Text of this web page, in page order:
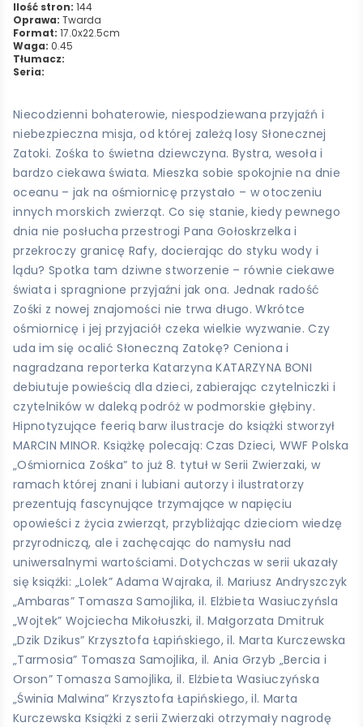
Ilość stron: 144
Oprawa: Twarda
Format: 17.0x22.5cm
Waga: 0.45
Tłumacz:
Seria:
Niecodzienni bohaterowie, niespodziewana przyjaźń i
niebezpieczna misja, od której zależą losy Słonecznej
Zatoki. Zośka to świetna dziewczyna. Bystra, wesoła i
bardzo ciekawa świata. Mieszka sobie spokojnie na dnie
oceanu – jak na ośmiornicę przystało – w otoczeniu
innych morskich zwierząt. Co się stanie, kiedy pewnego
dnia nie posłucha przestrogi Pana Gołoskrzelka i
przekroczy granicę Rafy, docierając do styku wody i
lądu? Spotka tam dziwne stworzenie – równie ciekawe
świata i spragnione przyjaźni jak ona. Jednak radość
Zośki z nowej znajomości nie trwa długo. Wkrótce
ośmiornicę i jej przyjaciół czeka wielkie wyzwanie. Czy
uda im się ocalić Słoneczną Zatokę? Ceniona i
nagradzana reporterka Katarzyna KATARZYNA BONI
debiutuje powieścią dla dzieci, zabierając czytelniczki i
czytelników w daleką podróż w podmorskie głębiny.
Hipnotyzujące feerią barw ilustracje do książki stworzył
MARCIN MINOR. Książkę polecają: Czas Dzieci, WWF Polska
„Ośmiornica Zośka” to już 8. tytuł w Serii Zwierzaki, w
ramach której znani i lubiani autorzy i ilustratorzy
prezentują fascynujące trzymające w napięciu
opowieści z życia zwierząt, przybliżając dzieciom wiedzę
przyrodniczą, ale i zachęcając do namysłu nad
uniwersalnymi wartościami. Dotychczas w serii ukazały
się książki: „Lolek” Adama Wajraka, il. Mariusz Andryszczyk
„Ambaras” Tomasza Samojlika, il. Elżbieta Wasiuczyńsla
„Wojtek” Wojciecha Mikołuszki, il. Małgorzata Dmitruk
„Dzik Dzikus” Krzysztofa Łapińskiego, il. Marta Kurczewska
„Tarmosia” Tomasza Samojlika, il. Ania Grzyb „Bercia i
Orson” Tomasza Samojlika, il. Elżbieta Wasiuczyńska
„Świnia Malwina” Krzysztofa Łapińskiego, il. Marta
Kurczewska Książki z serii Zwierzaki otrzymały nagrodę